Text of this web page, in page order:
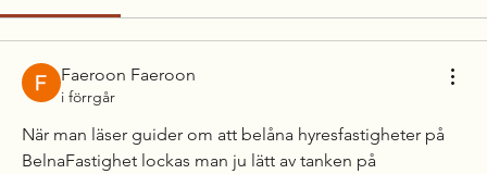
Faeroon Faeroon
i förrgår
När man läser guider om att belåna hyresfastigheter på
BelnaFastighet lockas man ju lätt av tanken på